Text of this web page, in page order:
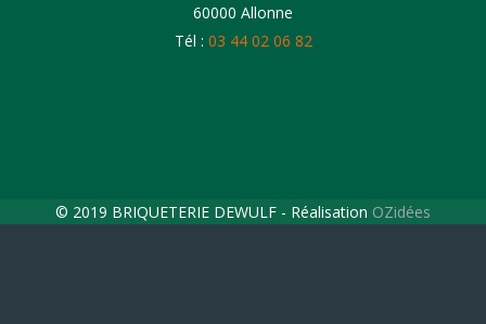
60000 Allonne
Tél : 03 44 02 06 82
© 2019 BRIQUETERIE DEWULF - Réalisation OZidées